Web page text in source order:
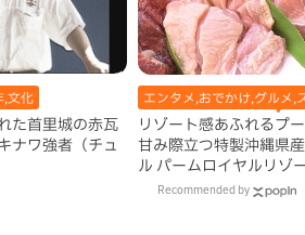
,文化
た首里城の赤瓦
ナワ強者（チュ
エンタメ,おでかけ,グルメ,
リゾート感あふれるプ
甘み際立つ特製沖縄県
ル パームロイヤルリゾ
（那覇市）
Recommended by